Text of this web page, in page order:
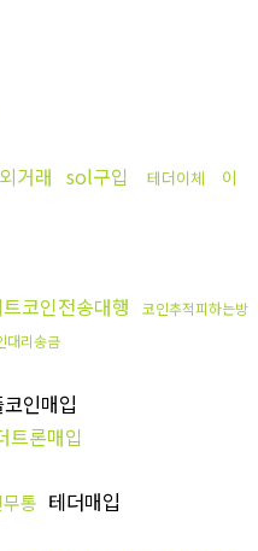
거래 sol구입 테더이체
이
코인전송대행
코인추적피하는방
대리송금
인매입
트론매입
통 테더매입